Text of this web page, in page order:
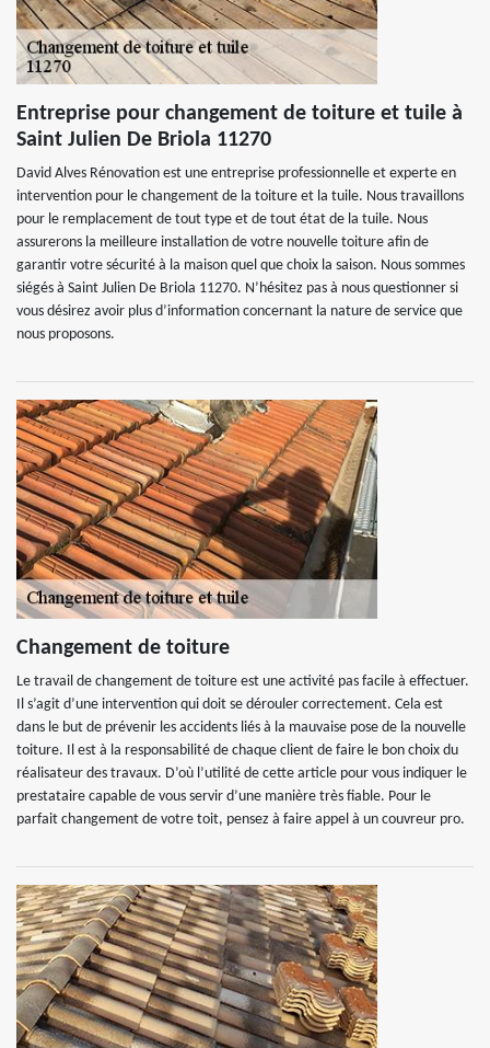
Entreprise pour changement de toiture et tuile à
Saint Julien De Briola 11270
David Alves Rénovation est une entreprise professionnelle et experte en
intervention pour le changement de la toiture et la tuile. Nous travaillons
pour le remplacement de tout type et de tout état de la tuile. Nous
assurerons la meilleure installation de votre nouvelle toiture afin de
garantir votre sécurité à la maison quel que choix la saison. Nous sommes
siégés à Saint Julien De Briola 11270. N’hésitez pas à nous questionner si
vous désirez avoir plus d’information concernant la nature de service que
nous proposons.
Changement de toiture
Le travail de changement de toiture est une activité pas facile à effectuer.
Il s’agit d’une intervention qui doit se dérouler correctement. Cela est
dans le but de prévenir les accidents liés à la mauvaise pose de la nouvelle
toiture. Il est à la responsabilité de chaque client de faire le bon choix du
réalisateur des travaux. D’où l’utilité de cette article pour vous indiquer le
prestataire capable de vous servir d’une manière très fiable. Pour le
parfait changement de votre toit, pensez à faire appel à un couvreur pro.